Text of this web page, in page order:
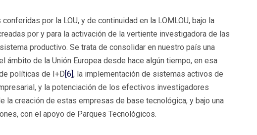
por la LOU, y de continuidad en la LOMLOU, bajo la
por y para la activación de la vertiente investigadora de las
productivo. Se trata de consolidar en nuestro país una
de la Unión Europea desde hace algún tiempo, en esa
políticas de I+D [6] , la implementación de sistemas activos de
y la potenciación de los efectivos investigadores
creación de estas empresas de base tecnológica, y bajo una
ocasiones, con el apoyo de Parques Tecnológicos.